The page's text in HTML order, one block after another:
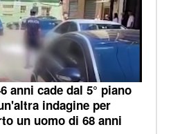
anni cade dal 5° piano
indagine per
un uomo di 68 anni